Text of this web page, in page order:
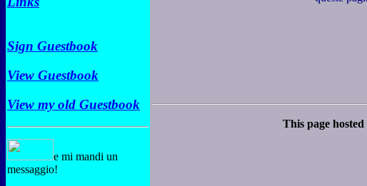
Sign Guestbook
View Guestbook
View my old Guestbook
e mi mandi un
messaggio!
This page hosted